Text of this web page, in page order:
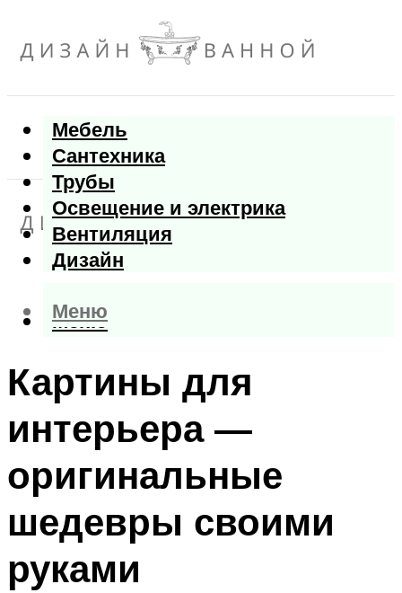
Мебель
Сантехника
Трубы
Освещение и электрика
Вентиляция
Дизайн
Меню
Меню
Картины для
интерьера —
оригинальные
шедевры своими
руками